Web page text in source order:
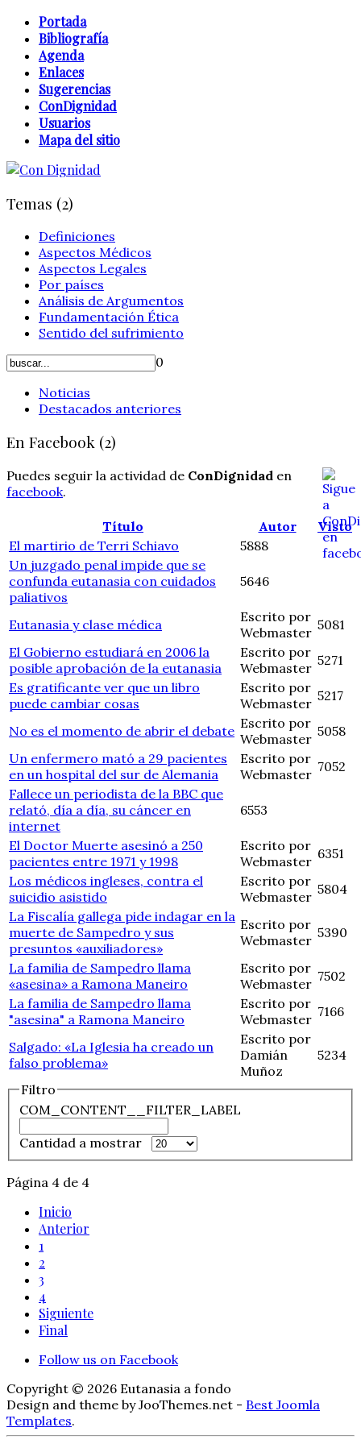
Portada
Bibliografía
Agenda
Enlaces
Sugerencias
ConDignidad
Usuarios
Mapa del sitio
Temas (2)
Definiciones
Aspectos Médicos
Aspectos Legales
Por países
Análisis de Argumentos
Fundamentación Ética
Sentido del sufrimiento
0
Noticias
Destacados anteriores
En Facebook (2)
Puedes seguir la actividad de ConDignidad en
facebook.
Título Autor
Visto
El martirio de Terri Schiavo
5888
Un juzgado penal impide que se
confunda eutanasia con cuidados
paliativos
5646
Eutanasia y clase médica
Escrito por
Webmaster 5081
El Gobierno estudiará en 2006 la
posible aprobación de la eutanasia
Escrito por
Webmaster 5271
Es gratificante ver que un libro
puede cambiar cosas
Escrito por
Webmaster 5217
No es el momento de abrir el debate Escrito por
Webmaster 5058
Un enfermero mató a 29 pacientes
en un hospital del sur de Alemania
Escrito por
Webmaster 7052
Fallece un periodista de la BBC que
relató, día a día, su cáncer en
internet
6553
El Doctor Muerte asesinó a 250
pacientes entre 1971 y 1998
Escrito por
Webmaster 6351
Los médicos ingleses, contra el
suicidio asistido
Escrito por
Webmaster 5804
La Fiscalía gallega pide indagar en la
muerte de Sampedro y sus
presuntos «auxiliadores»
Escrito por
Webmaster 5390
La familia de Sampedro llama
«asesina» a Ramona Maneiro
Escrito por
Webmaster 7502
La familia de Sampedro llama
"asesina" a Ramona Maneiro
Escrito por
Webmaster 7166
Salgado: «La Iglesia ha creado un
falso problema»
Escrito por
Damián
Muñoz
5234
Filtro
COM_CONTENT__FILTER_LABEL
Cantidad a mostrar
Página 4 de 4
Inicio
Anterior
1
2
3
4
Siguiente
Final
Follow us on Facebook
Copyright © 2026 Eutanasia a fondo
Design and theme by JooThemes.net - Best Joomla
Templates.